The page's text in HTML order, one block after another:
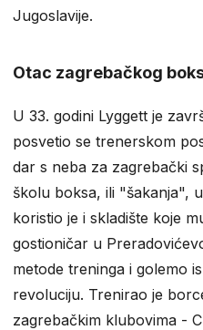
Jugoslavije.
Otac zagrebačkog
U 33. godini Lyggett je
posvetio se trenerskom
dar s neba za zagrebački
školu boksa, ili "šakanja",
koristio je i skladište koje
gostioničar u
metode treninga i golemo
revoluciju. Trenirao je
zagrebačkim klubovima -